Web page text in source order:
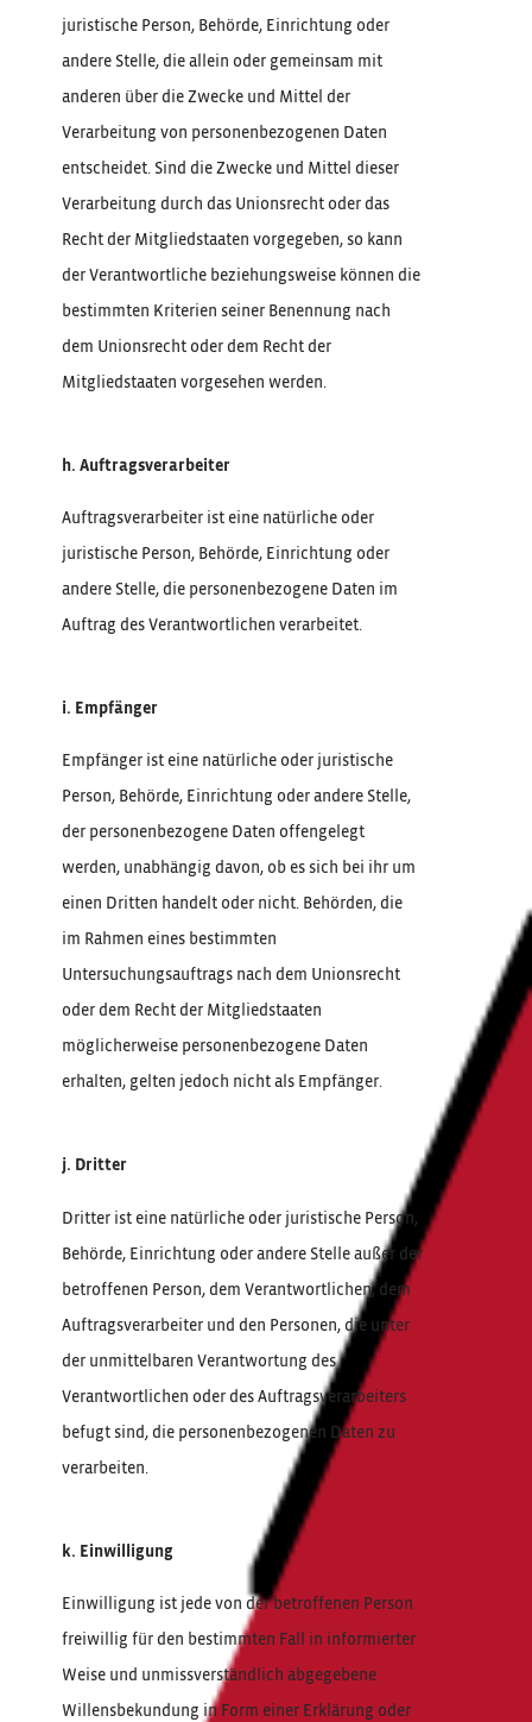
juristische Person, Behörde, Einrichtung oder
andere Stelle, die allein oder gemeinsam mit
anderen über die Zwecke und Mittel der
Verarbeitung von personenbezogenen Daten
entscheidet. Sind die Zwecke und Mittel dieser
Verarbeitung durch das Unionsrecht oder das
Recht der Mitgliedstaaten vorgegeben, so kann
der Verantwortliche beziehungsweise können die
bestimmten Kriterien seiner Benennung nach
dem Unionsrecht oder dem Recht der
Mitgliedstaaten vorgesehen werden.
h. Auftragsverarbeiter
Auftragsverarbeiter ist eine natürliche oder
juristische Person, Behörde, Einrichtung oder
andere Stelle, die personenbezogene Daten im
Auftrag des Verantwortlichen verarbeitet.
i. Empfänger
Empfänger ist eine natürliche oder juristische
Person, Behörde, Einrichtung oder andere Stelle,
der personenbezogene Daten offengelegt
werden, unabhängig davon, ob es sich bei ihr um
einen Dritten handelt oder nicht. Behörden, die
im Rahmen eines bestimmten
Untersuchungsauftrags nach dem Unionsrecht
oder dem Recht der Mitgliedstaaten
möglicherweise personenbezogene Daten
erhalten, gelten jedoch nicht als Empfänger.
j. Dritter
Dritter ist eine natürliche oder juristische Person,
Behörde, Einrichtung oder andere Stelle außer der
betroffenen Person, dem Verantwortlichen, dem
Auftragsverarbeiter und den Personen, die unter
der unmittelbaren Verantwortung des
Verantwortlichen oder des Auftragsverarbeiters
befugt sind, die personenbezogenen Daten zu
verarbeiten.
k. Einwilligung
Einwilligung ist jede von der betroffenen Person
freiwillig für den bestimmten Fall in informierter
Weise und unmissverständlich abgegebene
Willensbekundung in Form einer Erklärung oder